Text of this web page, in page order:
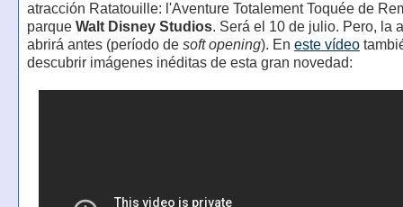
atracción Ratatouille: l'Aventure Totalement Toquée de
parque Walt Disney Studios. Será el 10 de julio. Pero, la
abrirá antes (período de soft opening). En este vídeo
descubrir imágenes inéditas de esta gran novedad: